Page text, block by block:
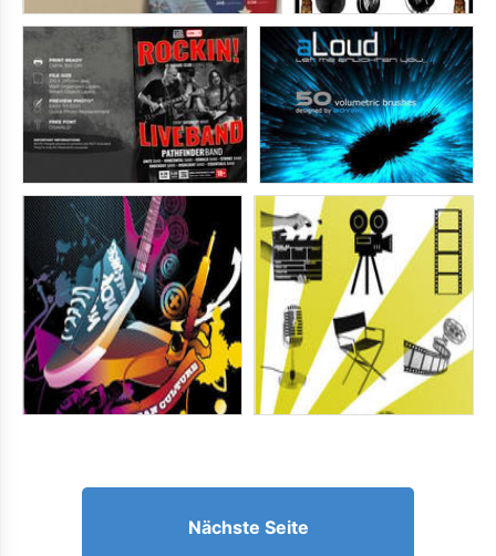
Nächste Seite